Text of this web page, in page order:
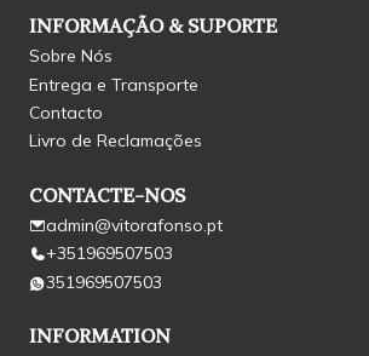
INFORMAÇÃO & SUPORTE
Sobre Nós
Entrega e Transporte
Contacto
Livro de Reclamações
CONTACTE-NOS
admin@vitorafonso.pt
+351969507503
351969507503
INFORMATION